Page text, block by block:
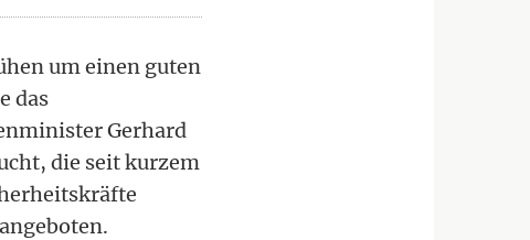
um einen guten
das
Gerhard
die seit kurzem